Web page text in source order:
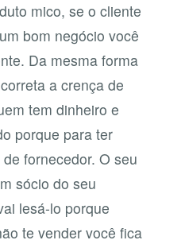
mico, se o cliente
bom negócio você
Da mesma forma
a crença de
tem dinheiro e
porque para ter
fornecedor. O seu
sócio do seu
lesá-lo porque
te vender você fica